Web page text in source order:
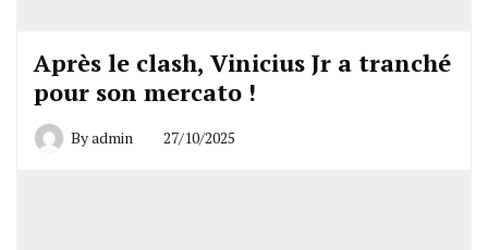
Après le clash, Vinicius Jr a tranché
pour son mercato !
Byadmin 27/10/2025